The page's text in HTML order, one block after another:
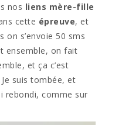
nos liens mère-fille
cette épreuve, et
on s’envoie 50 sms
ensemble, on fait
et ça c’est
suis tombée, et
rebondi, comme sur